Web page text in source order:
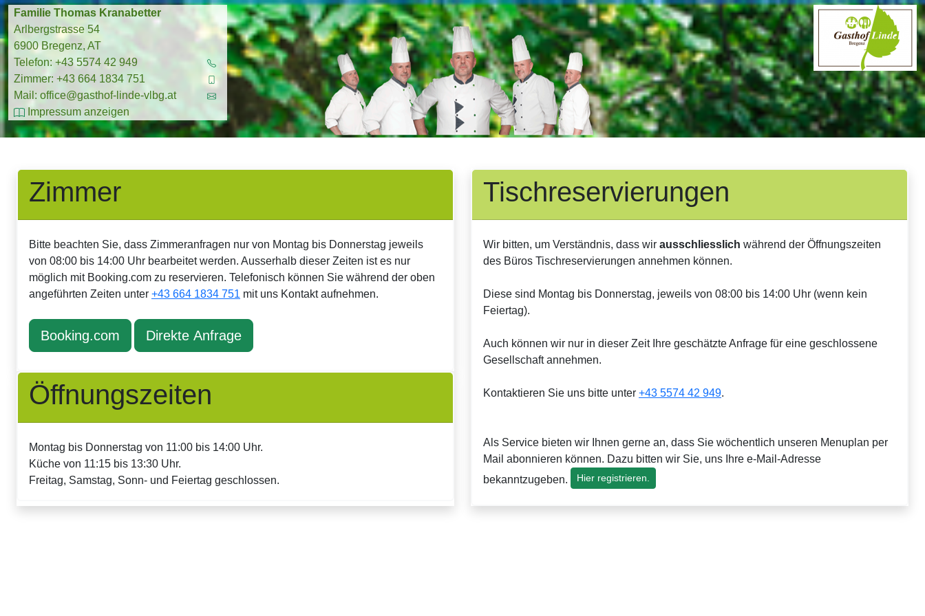
Impressum Login
ich denke nach ...
Familie Thomas Kranabetter
Arlbergstrasse 54
6900 Bregenz, AT
Telefon: +43 5574 42 949
Zimmer: +43 664 1834 751
Mail: office@gasthof-linde-vlbg.at
Impressum anzeigen
Zimmer
Bitte beachten Sie, dass Zimmeranfragen nur von Montag bis Donnerstag jeweils
von 08:00 bis 14:00 Uhr bearbeitet werden. Ausserhalb dieser Zeiten ist es nur
möglich mit Booking.com zu reservieren. Telefonisch können Sie während der oben
angeführten Zeiten unter +43 664 1834 751 mit uns Kontakt aufnehmen.
Booking.com Direkte Anfrage
Öffnungszeiten
Montag bis Donnerstag von 11:00 bis 14:00 Uhr.
Küche von 11:15 bis 13:30 Uhr.
Freitag, Samstag, Sonn- und Feiertag geschlossen.
Tischreservierungen
Wir bitten, um Verständnis, dass wir ausschliesslich während der Öffnungszeiten
des Büros Tischreservierungen annehmen können.
Diese sind Montag bis Donnerstag, jeweils von 08:00 bis 14:00 Uhr (wenn kein
Feiertag).
Auch können wir nur in dieser Zeit Ihre geschätzte Anfrage für eine geschlossene
Gesellschaft annehmen.
Kontaktieren Sie uns bitte unter +43 5574 42 949.
Als Service bieten wir Ihnen gerne an, dass Sie wöchentlich unseren Menuplan per
Mail abonnieren können. Dazu bitten wir Sie, uns Ihre e-Mail-Adresse
bekanntzugeben.
Hier registrieren.